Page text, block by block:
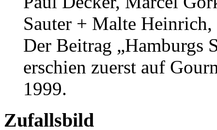
Sauter + Malte
Der Beitrag „Hamburgs
erschien zuerst auf
1999.
Zufallsbild